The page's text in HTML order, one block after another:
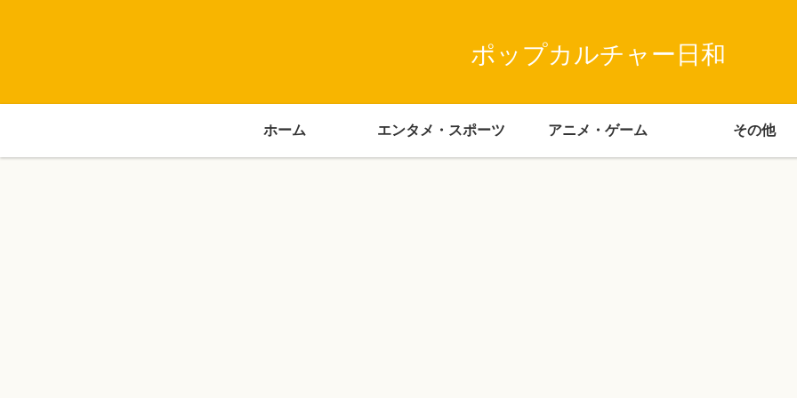
ポップカルチャー日和
ホーム エンタメ・スポーツ アニメ・ゲーム その他